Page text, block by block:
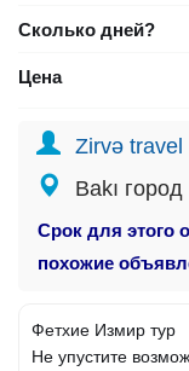
Сколько дней?
Цена
Zirvə travel
Bakı город
Срок для этого
похожие
Фетхие Измир тур
Не упустите